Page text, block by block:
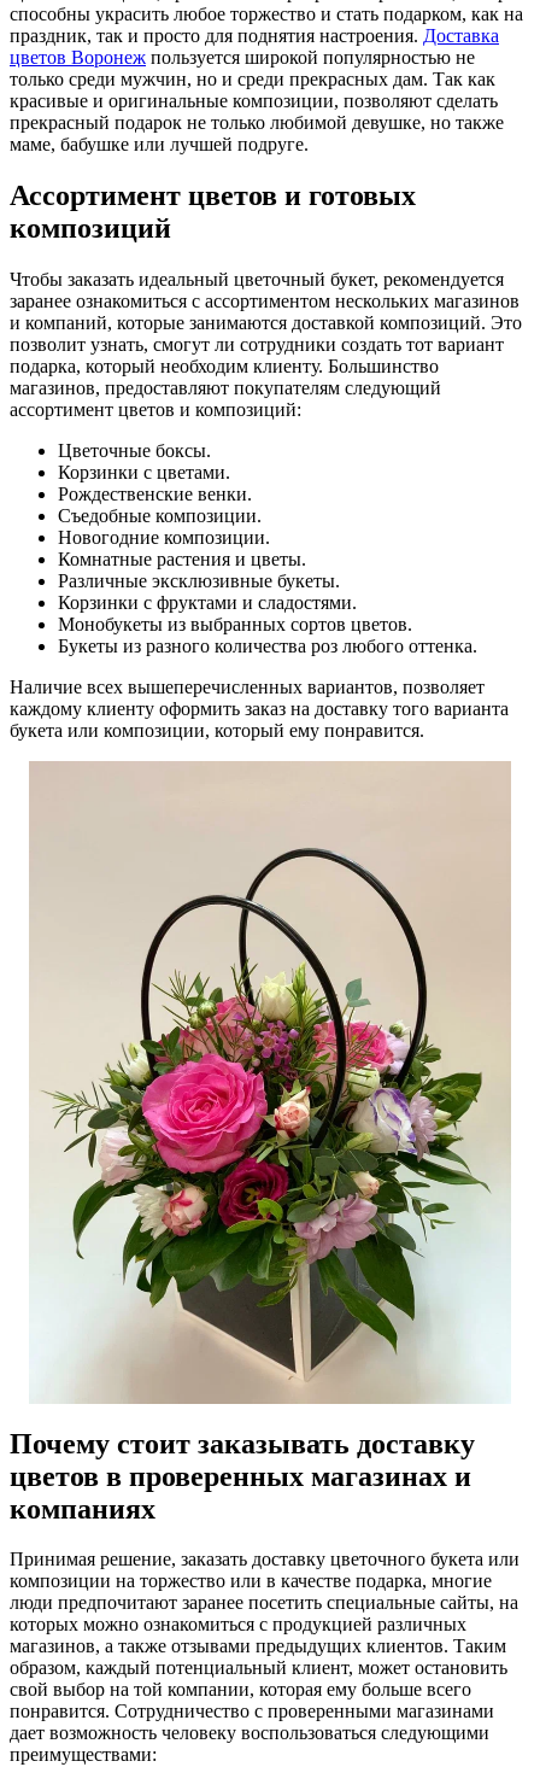
способны украсить любое торжество и стать подарком, как на
праздник, так и просто для поднятия настроения. Доставка
цветов Воронеж пользуется широкой популярностью не
только среди мужчин, но и среди прекрасных дам. Так как
красивые и оригинальные композиции, позволяют сделать
прекрасный подарок не только любимой девушке, но также
маме, бабушке или лучшей подруге.
Ассортимент цветов и готовых
композиций
Чтобы заказать идеальный цветочный букет, рекомендуется
заранее ознакомиться с ассортиментом нескольких магазинов
и компаний, которые занимаются доставкой композиций. Это
позволит узнать, смогут ли сотрудники создать тот вариант
подарка, который необходим клиенту. Большинство
магазинов, предоставляют покупателям следующий
ассортимент цветов и композиций:
Цветочные боксы.
Корзинки с цветами.
Рождественские венки.
Съедобные композиции.
Новогодние композиции.
Комнатные растения и цветы.
Различные эксклюзивные букеты.
Корзинки с фруктами и сладостями.
Монобукеты из выбранных сортов цветов.
Букеты из разного количества роз любого оттенка.
Наличие всех вышеперечисленных вариантов, позволяет
каждому клиенту оформить заказ на доставку того варианта
букета или композиции, который ему понравится.
Почему стоит заказывать доставку
цветов в проверенных магазинах и
компаниях
Принимая решение, заказать доставку цветочного букета или
композиции на торжество или в качестве подарка, многие
люди предпочитают заранее посетить специальные сайты, на
которых можно ознакомиться с продукцией различных
магазинов, а также отзывами предыдущих клиентов. Таким
образом, каждый потенциальный клиент, может остановить
свой выбор на той компании, которая ему больше всего
понравится. Сотрудничество с проверенными магазинами
дает возможность человеку воспользоваться следующими
преимуществами: